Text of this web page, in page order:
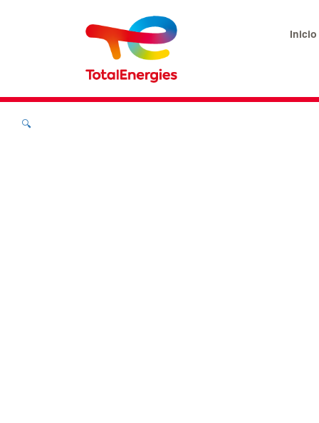
Inicio
🔍